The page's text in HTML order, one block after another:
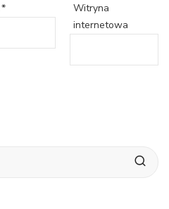
*
Witryna
internetowa